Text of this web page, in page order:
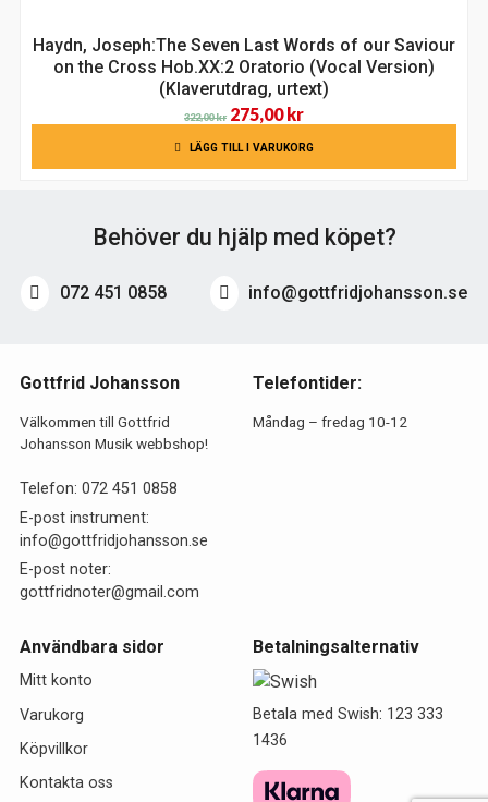
Haydn, Joseph:The Seven Last Words of our Saviour
on the Cross Hob.XX:2 Oratorio (Vocal Version)
(Klaverutdrag, urtext)
322,00kr Det
ursprungliga
priset
275,00krDet
nuvarande
priset
LÄGG TILL I VARUKORG
Behöver du hjälp med köpet?
072 451 0858 info@gottfridjohansson.se
Gottfrid Johansson
Välkommen till Gottfrid
Johansson Musik webbshop!
Telefon: 072 451 0858
E-post instrument:
info@gottfridjohansson.se
E-post noter:
gottfridnoter@gmail.com
Telefontider:
Måndag – fredag 10-12
Användbara sidor
Mitt konto
Varukorg
Köpvillkor
Kontakta oss
Betalningsalternativ
Betala med Swish: 123 333
1436